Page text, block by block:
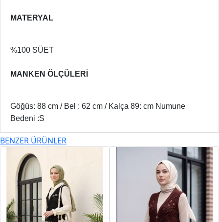
MATERYAL
%100 SÜET
MANKEN ÖLÇÜLERİ
Göğüs: 88 cm / Bel : 62 cm / Kalça 89: cm Numune
Bedeni :S
BENZER ÜRÜNLER